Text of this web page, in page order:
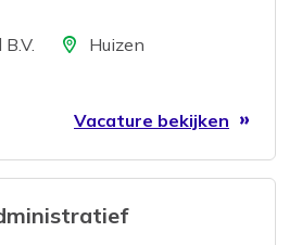
LocatieHuizen
Vacature bekijken